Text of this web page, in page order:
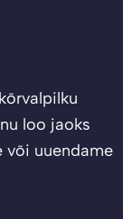
loo jaoks
või uuendame